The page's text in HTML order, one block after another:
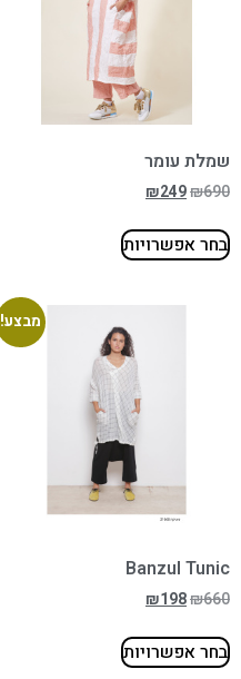
שמלת עומר
₪690
₪249
בחר אפשרויות
מבצע!
Banzul Tunic
₪660
₪198
בחר אפשרויות